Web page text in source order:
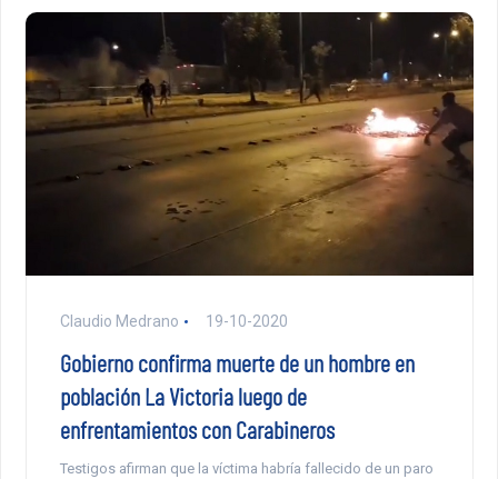
Claudio Medrano 19-10-2020
Gobierno confirma muerte de un hombre en
población La Victoria luego de
enfrentamientos con Carabineros
Testigos afirman que la víctima habría fallecido de un paro